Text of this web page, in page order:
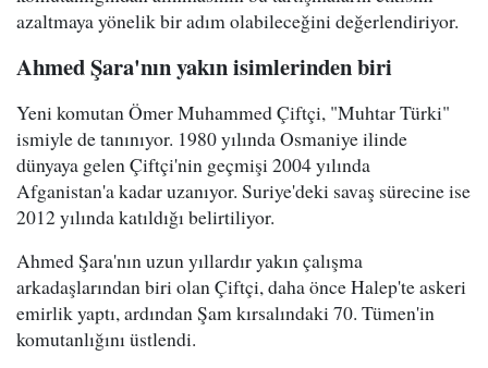
azaltmaya yönelik bir adım olabileceğini değerlendiriyor.
Ahmed Şara'nın yakın isimlerinden biri
Yeni komutan Ömer Muhammed Çiftçi, "Muhtar Türki"
ismiyle de tanınıyor. 1980 yılında Osmaniye ilinde
dünyaya gelen Çiftçi'nin geçmişi 2004 yılında
Afganistan'a kadar uzanıyor. Suriye'deki savaş sürecine ise
2012 yılında katıldığı belirtiliyor.
Ahmed Şara'nın uzun yıllardır yakın çalışma
arkadaşlarından biri olan Çiftçi, daha önce Halep'te askeri
emirlik yaptı, ardından Şam kırsalındaki 70. Tümen'in
komutanlığını üstlendi.